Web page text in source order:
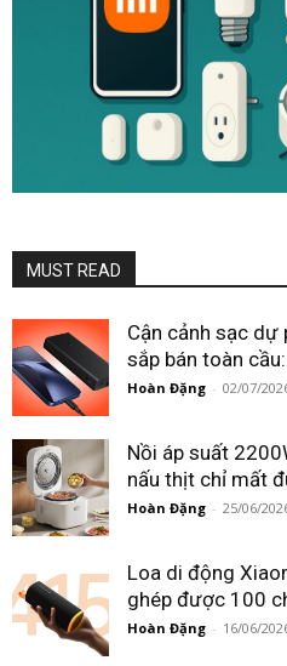
MUST READ
Cận cảnh sạc
sắp bán toàn
Hoàn Đặng - 02/07/
Nồi áp suất
nấu thịt chỉ mất
Hoàn Đặng - 25/06/
Loa di động
ghép được 100
Hoàn Đặng - 16/06/